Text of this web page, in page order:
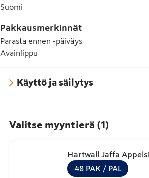
Suomi
Pakkausmerkinnät
Parasta ennen -päiväys
Avainlippu
Käyttö ja säilytys
Valitse myyntierä (1)
Hartwall Jaffa
48 PAK / PAL